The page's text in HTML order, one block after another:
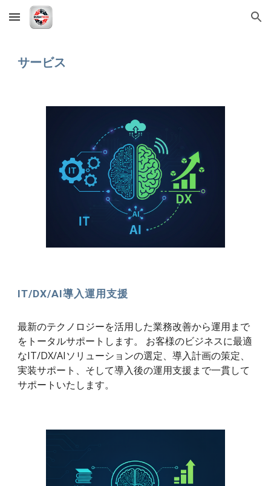
Skip to main content Skip to navigation
サービス
IT/DX/AI導入運用支援
最新のテクノロジーを活用した業務改善から運用まで
をトータルサポートします。 お客様のビジネスに最適
なIT/DX/AIソリューションの選定、導入計画の策定、
実装サポート、そして導入後の運用支援まで一貫して
サポートいたします。